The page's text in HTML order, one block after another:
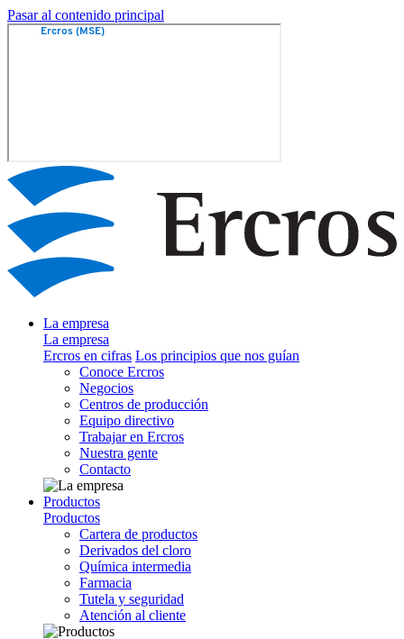
Pasar al contenido principal
La empresa
La empresa
Ercros en cifras Los principios que nos guían
Conoce Ercros
Negocios
Centros de producción
Equipo directivo
Trabajar en Ercros
Nuestra gente
Contacto
Productos
Productos
Cartera de productos
Derivados del cloro
Química intermedia
Farmacia
Tutela y seguridad
Atención al cliente